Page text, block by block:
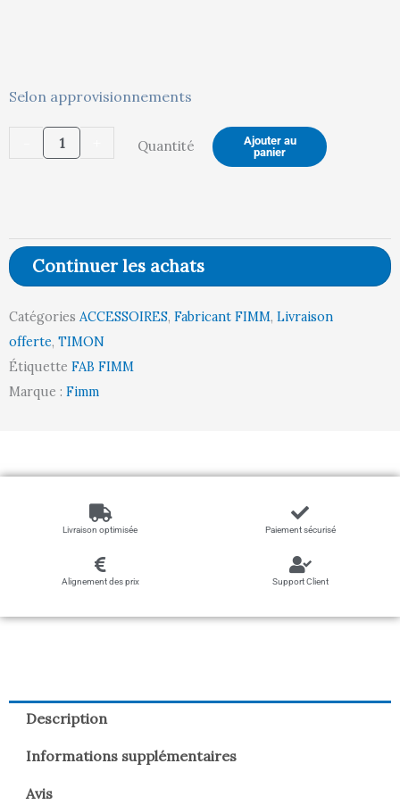
Selon approvisionnements
quantité
1000
kg
Quantité
Ajouter au
panier
Continuer les achats
Catégories ACCESSOIRES, Fabricant FIMM, Livraison
offerte, TIMON
Étiquette FAB FIMM
Marque : Fimm
Livraison optimisée Paiement sécurisé
Alignement des prix Support Client
Description
Informations supplémentaires
Avis